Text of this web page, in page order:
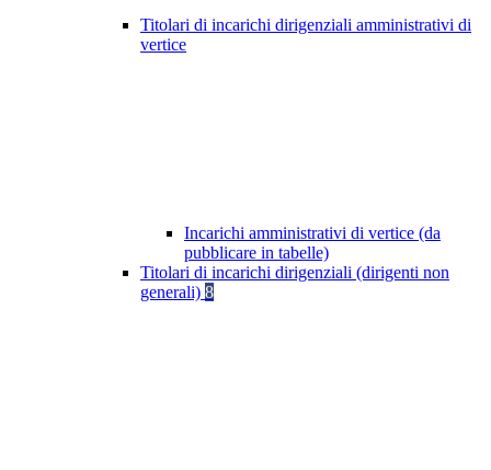
Titolari di incarichi dirigenziali amministrativi di
vertice
Incarichi amministrativi di vertice (da
pubblicare in tabelle)
Titolari di incarichi dirigenziali (dirigenti non
generali) 8